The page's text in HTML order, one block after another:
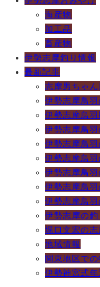
海産物
加工品
畜産物
伊勢志摩釣り情報
最新記事
志摩男ちゃ
伊勢志摩鳥
伊勢志摩鳥羽
伊勢志摩鳥
伊勢志摩鳥
伊勢志摩鳥
伊勢志摩鳥
伊勢志摩鳥羽
伊勢志摩鳥羽
伊勢志摩の釣
堀口文宏の志
地域情報
関東地区で
伊勢神宮式年